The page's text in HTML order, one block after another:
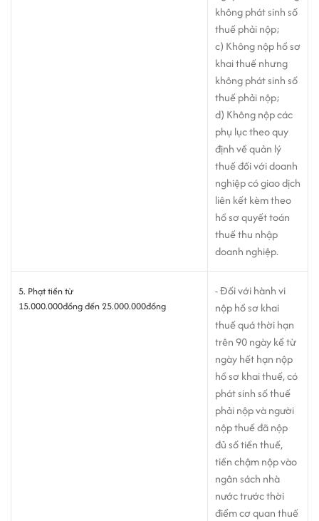
không phát sinh số
thuế phải nộp;
c) Không nộp hồ sơ
khai thuế nhưng
không phát sinh số
thuế phải nộp;
d) Không nộp các
phụ lục theo quy
định về quản lý
thuế đối với doanh
nghiệp có giao dịch
liên kết kèm theo
hồ sơ quyết toán
thuế thu nhập
doanh nghiệp.
5. Phạt tiền từ
15.000.000đồng đến 25.000.000đồng
- Đối với hành vi
nộp hồ sơ khai
thuế quá thời hạn
trên 90 ngày kể từ
ngày hết hạn nộp
hồ sơ khai thuế, có
phát sinh số thuế
phải nộp và người
nộp thuế đã nộp
đủ số tiền thuế,
tiền chậm nộp vào
ngân sách nhà
nước trước thời
điểm cơ quan thuế